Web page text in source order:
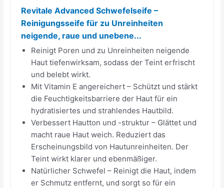
Revitale Advanced Schwefelseife –
Reinigungsseife für zu Unreinheiten
neigende, raue und unebene...
Reinigt Poren und zu Unreinheiten neigende
Haut tiefenwirksam, sodass der Teint erfrischt
und belebt wirkt.
Mit Vitamin E angereichert – Schützt und stärkt
die Feuchtigkeitsbarriere der Haut für ein
hydratisiertes und strahlendes Hautbild.
Verbessert Hautton und -struktur – Glättet und
macht raue Haut weich. Reduziert das
Erscheinungsbild von Hautunreinheiten. Der
Teint wirkt klarer und ebenmäßiger.
Natürlicher Schwefel – Reinigt die Haut, indem
er Schmutz entfernt, und sorgt so für ein